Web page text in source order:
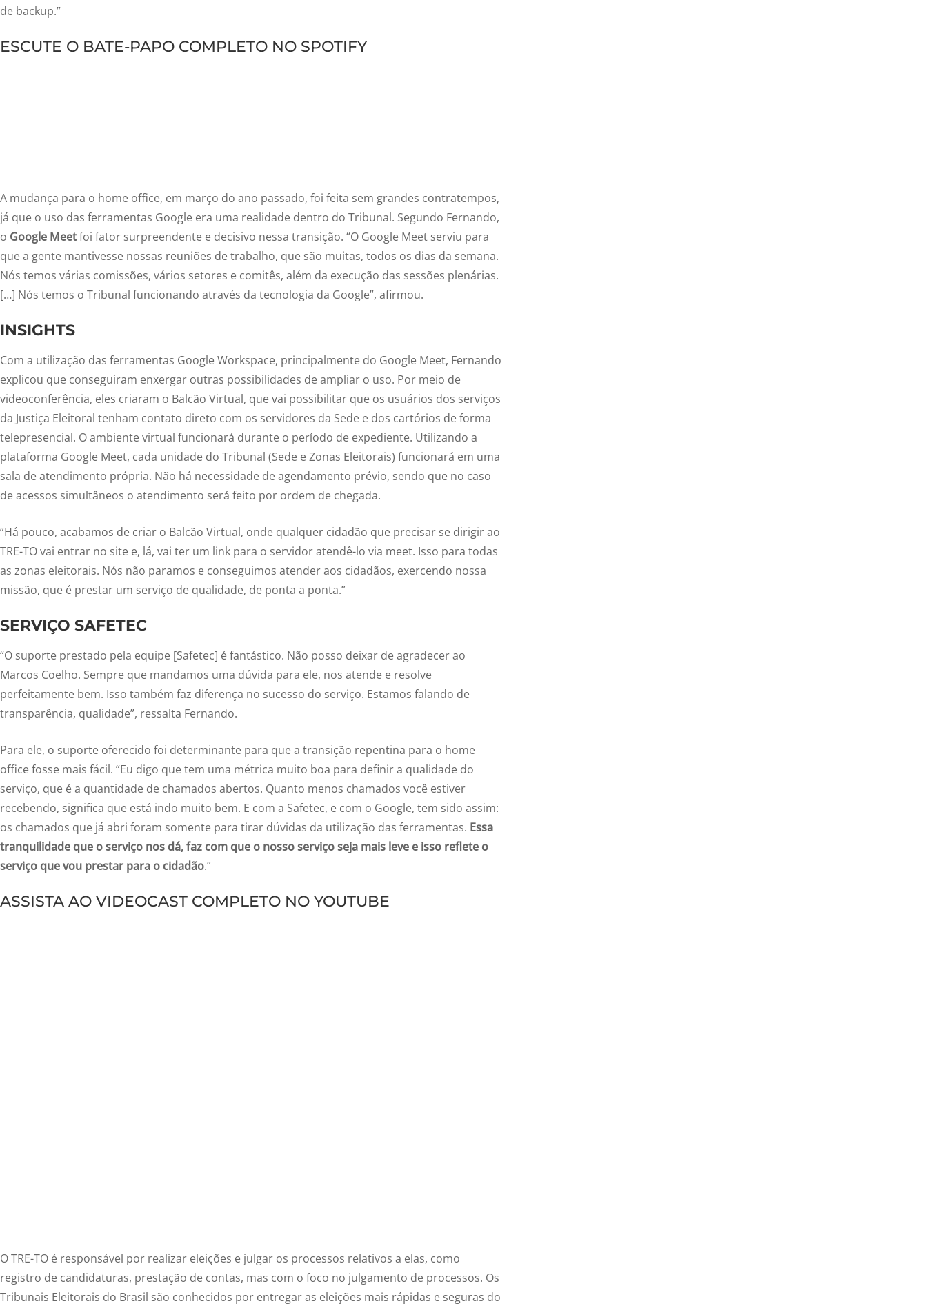
de backup.”
ESCUTE O BATE-PAPO COMPLETO NO SPOTIFY
A mudança para o home office, em março do ano passado, foi feita sem grandes contratempos,
já que o uso das ferramentas Google era uma realidade dentro do Tribunal. Segundo Fernando,
o Google Meetfoi fator surpreendente e decisivo nessa transição. “O Google Meet serviu para
que a gente mantivesse nossas reuniões de trabalho, que são muitas, todos os dias da semana.
Nós temos várias comissões, vários setores e comitês, além da execução das sessões plenárias.
[…] Nós temos o Tribunal funcionando através da tecnologia da Google”, afirmou.
INSIGHTS
Com a utilização das ferramentas Google Workspace, principalmente do Google Meet, Fernando
explicou que conseguiram enxergar outras possibilidades de ampliar o uso. Por meio de
videoconferência, eles criaram o Balcão Virtual, que vai possibilitar que os usuários dos serviços
da Justiça Eleitoral tenham contato direto com os servidores da Sede e dos cartórios de forma
telepresencial. O ambiente virtual funcionará durante o período de expediente. Utilizando a
plataforma Google Meet, cada unidade do Tribunal (Sede e Zonas Eleitorais) funcionará em uma
sala de atendimento própria. Não há necessidade de agendamento prévio, sendo que no caso
de acessos simultâneos o atendimento será feito por ordem de chegada.
“Há pouco, acabamos de criar o Balcão Virtual, onde qualquer cidadão que precisar se dirigir ao
TRE-TO vai entrar no site e, lá, vai ter um link para o servidor atendê-lo via meet. Isso para todas
as zonas eleitorais. Nós não paramos e conseguimos atender aos cidadãos, exercendo nossa
missão, que é prestar um serviço de qualidade, de ponta a ponta.”
SERVIÇO SAFETEC
“O suporte prestado pela equipe [Safetec] é fantástico. Não posso deixar de agradecer ao
Marcos Coelho. Sempre que mandamos uma dúvida para ele, nos atende e resolve
perfeitamente bem. Isso também faz diferença no sucesso do serviço. Estamos falando de
transparência, qualidade”, ressalta Fernando.
Para ele, o suporte oferecido foi determinante para que a transição repentina para o home
office fosse mais fácil. “Eu digo que tem uma métrica muito boa para definir a qualidade do
serviço, que é a quantidade de chamados abertos. Quanto menos chamados você estiver
recebendo, significa que está indo muito bem. E com a Safetec, e com o Google, tem sido assim:
os chamados que já abri foram somente para tirar dúvidas da utilização das ferramentas. Essa
tranquilidade que o serviço nos dá, faz com que o nosso serviço seja mais leve e isso reflete o
serviço que vou prestar para o cidadão.”
ASSISTA AO VIDEOCAST COMPLETO NO YOUTUBE
O TRE-TO é responsável por realizar eleições e julgar os processos relativos a elas, como
registro de candidaturas, prestação de contas, mas com o foco no julgamento de processos. Os
Tribunais Eleitorais do Brasil são conhecidos por entregar as eleições mais rápidas e seguras do